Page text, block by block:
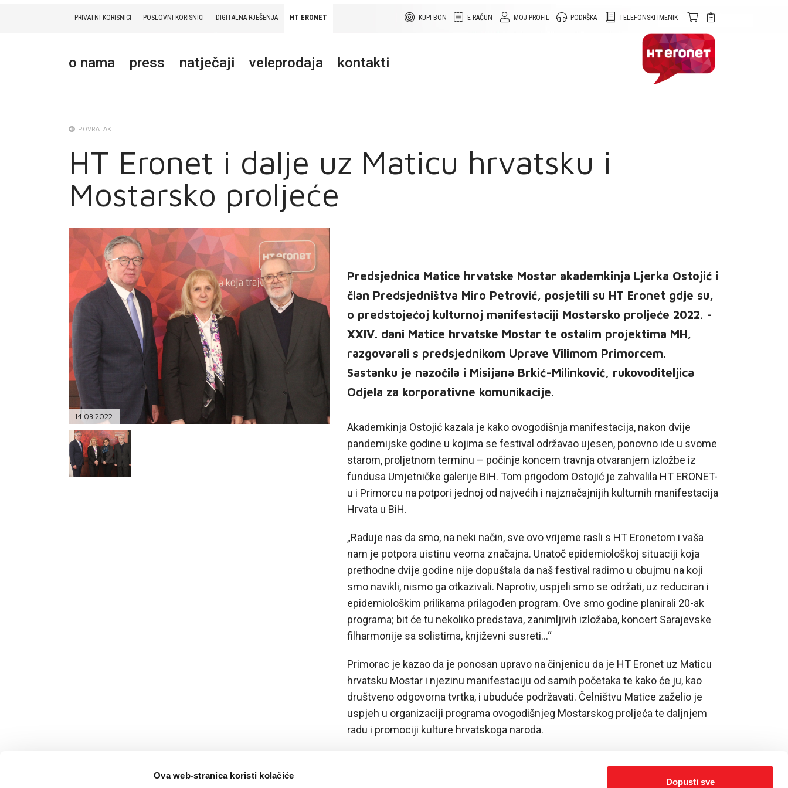
Ova web-stranica koristi kolačiće
Dopusti sve
TELEFONSKI IMENIK
PODRŠKA
MOJ PROFIL
E-RAČUN
KUPI BON
PRIVATNI KORISNICI POSLOVNI KORISNICI DIGITALNA RJEŠENJA HT ERONET
o nama press natječaji veleprodaja kontakti
TELEFONSKI IMENIK
POVRATAK
HT Eronet i dalje uz Maticu hrvatsku i
Mostarsko proljeće
14.03.2022.
Predsjednica Matice hrvatske Mostar akademkinja Ljerka Ostojić i
član Predsjedništva Miro Petrović, posjetili su HT Eronet gdje su,
o predstojećoj kulturnoj manifestaciji Mostarsko proljeće 2022. -
XXIV. dani Matice hrvatske Mostar te ostalim projektima MH,
razgovarali s predsjednikom Uprave Vilimom Primorcem.
Sastanku je nazočila i Misijana Brkić-Milinković, rukovoditeljica
Odjela za korporativne komunikacije.
Akademkinja Ostojić kazala je kako ovogodišnja manifestacija, nakon dvije
pandemijske godine u kojima se festival održavao ujesen, ponovno ide u svome
starom, proljetnom terminu – počinje koncem travnja otvaranjem izložbe iz
fundusa Umjetničke galerije BiH. Tom prigodom Ostojić je zahvalila HT ERONET-
u i Primorcu na potpori jednoj od najvećih i najznačajnijih kulturnih manifestacija
Hrvata u BiH.
„Raduje nas da smo, na neki način, sve ovo vrijeme rasli s HT Eronetom i vaša
nam je potpora uistinu veoma značajna. Unatoč epidemiološkoj situaciji koja
prethodne dvije godine nije dopuštala da naš festival radimo u obujmu na koji
smo navikli, nismo ga otkazivali. Naprotiv, uspjeli smo se održati, uz reduciran i
epidemiološkim prilikama prilagođen program. Ove smo godine planirali 20-ak
programa; bit će tu nekoliko predstava, zanimljivih izložaba, koncert Sarajevske
filharmonije sa solistima, književni susreti…“
Primorac je kazao da je ponosan upravo na činjenicu da je HT Eronet uz Maticu
hrvatsku Mostar i njezinu manifestaciju od samih početaka te kako će ju, kao
društveno odgovorna tvrtka, i ubuduće podržavati. Čelništvu Matice zaželio je
uspjeh u organizaciji programa ovogodišnjeg Mostarskog proljeća te daljnjem
radu i promociji kulture hrvatskoga naroda.